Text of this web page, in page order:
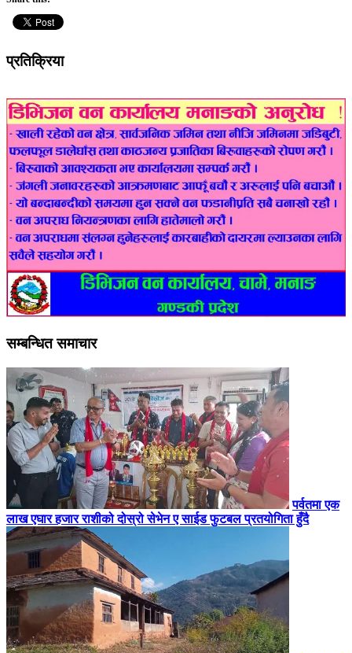
प्रतिक्रिया
सम्बन्धित समाचार
पर्वतमा एक
लाख एघार हजार राशीको दोस्रो सेभेन ए साईड फुटबल प्रतयोगिता हुँदै